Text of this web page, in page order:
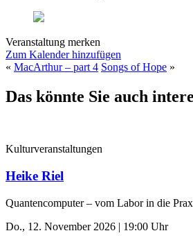
Veranstaltung merken
Zum Kalender hinzufügen
« MacArthur – part 4 Songs of Hope »
Das könnte Sie auch
Kulturveranstaltungen
Heike Riel
Quantencomputer – vom Labor in die
Do., 12. November 2026 | 19:00 Uhr